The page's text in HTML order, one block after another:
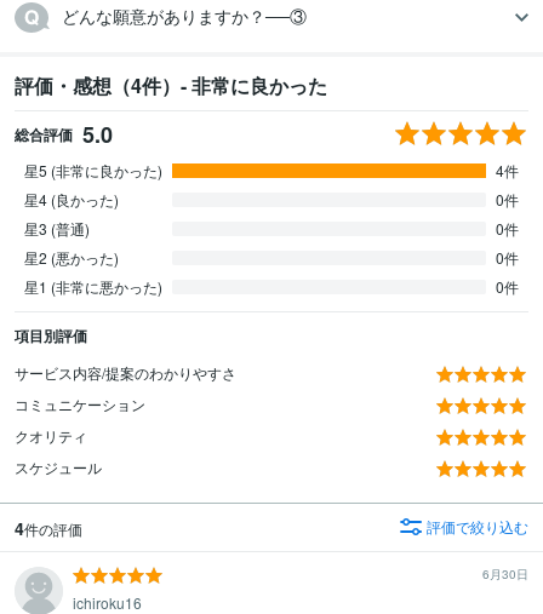
どんな願意がありますか？──③
評価・感想（4件）- 非常に良かった
総合評価 5.0
星5 (非常に良かった)
4件
星4 (良かった)
0件
星3 (普通)
0件
星2 (悪かった)
0件
星1 (非常に悪かった)
0件
項目別評価
サービス内容/提案のわかりやすさ
コミュニケーション
クオリティ
スケジュール
4件の評価 評価で絞り込む
6月30日
ichiroku16